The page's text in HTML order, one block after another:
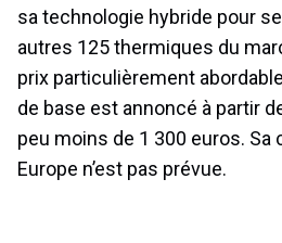
sa technologie hybride pour
autres 125 thermiques du
prix particulièrement
de base est annoncé à partir
peu moins de 1 300 euros.
Europe n’est pas prévue.